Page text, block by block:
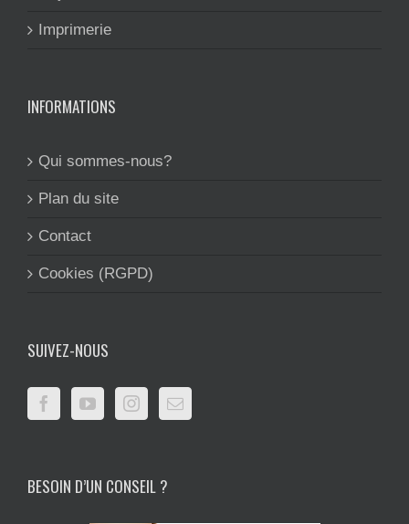
Imprimerie
INFORMATIONS
Qui sommes-nous?
Plan du site
Contact
Cookies (RGPD)
SUIVEZ-NOUS
BESOIN D’UN CONSEIL ?